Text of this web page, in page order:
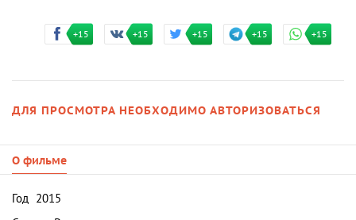
+15 +15 +15 +15 +15
ДЛЯ ПРОСМОТРА НЕОБХОДИМО АВТОРИЗОВАТЬСЯ
О фильме
Год 2015